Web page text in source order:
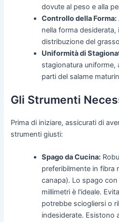
dovute al peso e alla
Controllo della Forma:
nella forma desiderata,
distribuzione del
Uniformità di
stagionatura uniforme,
parti del salame
Gli Strumenti
Prima di iniziare, assicurati di
strumenti giusti:
Spago da Cucina:
preferibilmente in fibra
canapa). Lo spago
millimetri è l'ideale.
potrebbe sciogliersi o
indesiderate. Esistono